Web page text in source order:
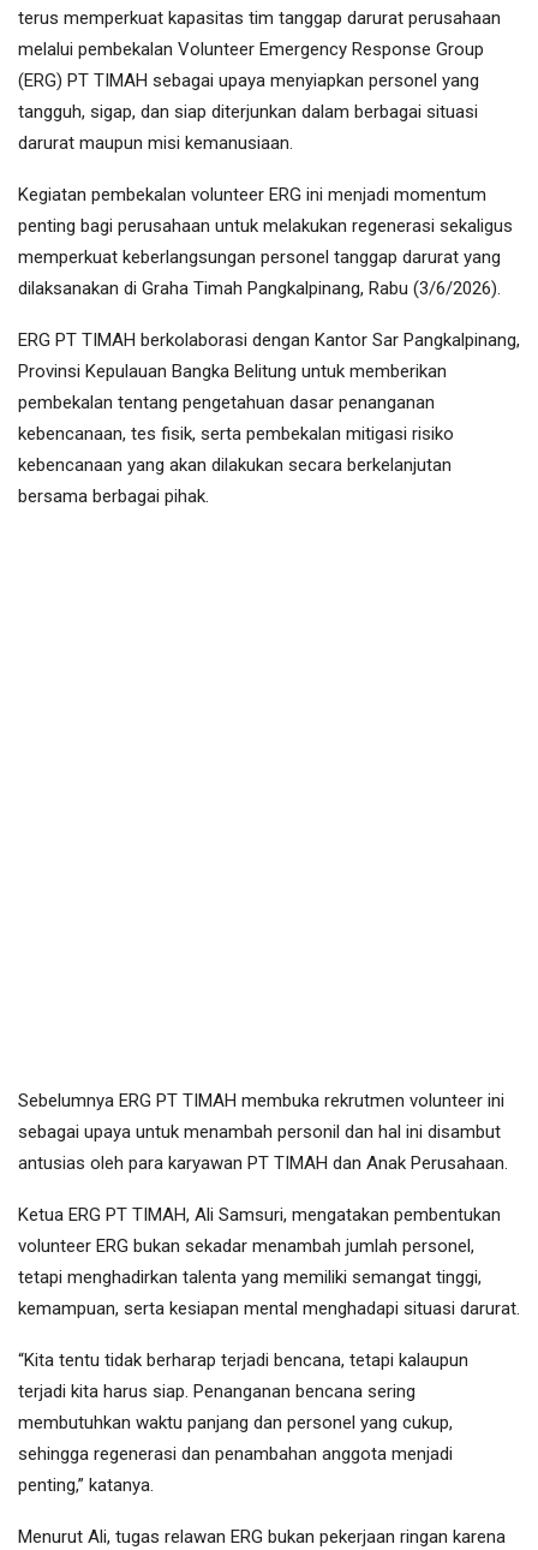
terus memperkuat kapasitas tim tanggap darurat perusahaan
melalui pembekalan Volunteer Emergency Response Group
(ERG) PT TIMAH sebagai upaya menyiapkan personel yang
tangguh, sigap, dan siap diterjunkan dalam berbagai situasi
darurat maupun misi kemanusiaan.
Kegiatan pembekalan volunteer ERG ini menjadi momentum
penting bagi perusahaan untuk melakukan regenerasi sekaligus
memperkuat keberlangsungan personel tanggap darurat yang
dilaksanakan di Graha Timah Pangkalpinang, Rabu (3/6/2026).
ERG PT TIMAH berkolaborasi dengan Kantor Sar Pangkalpinang,
Provinsi Kepulauan Bangka Belitung untuk memberikan
pembekalan tentang pengetahuan dasar penanganan
kebencanaan, tes fisik, serta pembekalan mitigasi risiko
kebencanaan yang akan dilakukan secara berkelanjutan
bersama berbagai pihak.
Sebelumnya ERG PT TIMAH membuka rekrutmen volunteer ini
sebagai upaya untuk menambah personil dan hal ini disambut
antusias oleh para karyawan PT TIMAH dan Anak Perusahaan.
Ketua ERG PT TIMAH, Ali Samsuri, mengatakan pembentukan
volunteer ERG bukan sekadar menambah jumlah personel,
tetapi menghadirkan talenta yang memiliki semangat tinggi,
kemampuan, serta kesiapan mental menghadapi situasi darurat.
“Kita tentu tidak berharap terjadi bencana, tetapi kalaupun
terjadi kita harus siap. Penanganan bencana sering
membutuhkan waktu panjang dan personel yang cukup,
sehingga regenerasi dan penambahan anggota menjadi
penting,” katanya.
Menurut Ali, tugas relawan ERG bukan pekerjaan ringan karena